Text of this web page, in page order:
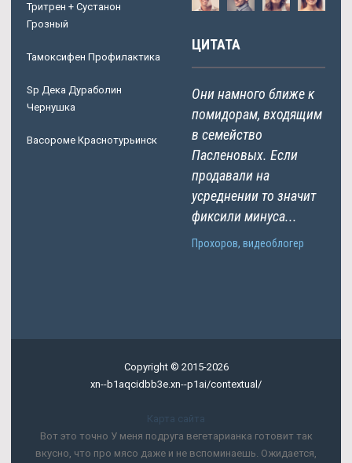
Тритрен + Сустанон
Грозный
Тамоксифен Профилактика
Sp Дека Дураболин
Чернушка
Васороме Краснотурьинск
ЦИТАТА
Они намного ближе к
помидорам, входящим
в семейство
Пасленовых. Если
продавали на
усреднении то значит
фиксили минуса...
Прохоров, видеоблогер
Copyright © 2015-2026
xn--b1aqcidbb3e.xn--p1ai/contextual/
Карта сайта
Вот это точно У меня подруга вегетарианка готовит так
вкусно, что про мясо даже и не вспоминаешь. Ожидается,